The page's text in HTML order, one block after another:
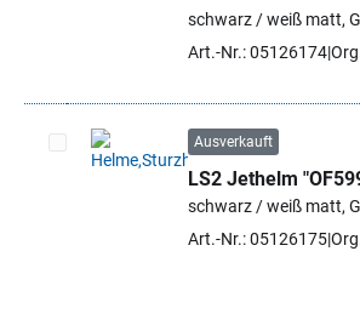
schwarz / weiß matt,
Art.-Nr.: 05126174
Artikel auswählen
Ausverkauft
LS2 Jethelm
schwarz / weiß matt,
Art.-Nr.: 05126175